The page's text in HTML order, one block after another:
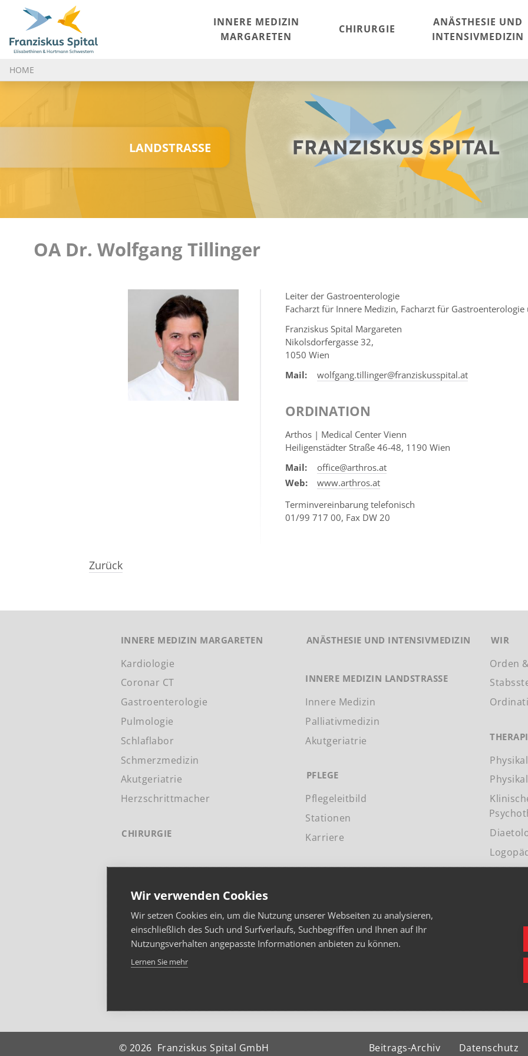
INNERE MEDIZIN
MARGARETEN
CHIRURGIE
ANÄSTHESIE UND
INTENSIVMEDIZIN
HOME
LANDSTRASSE
OA Dr. Wolfgang Tillinger
Leiter der Gastroenterologie
Facharzt für Innere Medizin, Facharzt für
Franziskus Spital Margareten
Nikolsdorfergasse 32,
1050 Wien
Mail:
wolfgang.tillinger@franziskusspital.at
ORDINATION
Arthos | Medical Center Vienn
Heiligenstädter Straße 46-48, 1190 Wien
Mail:
office@arthros.at
Web:
www.arthros.at
Terminvereinbarung telefonisch
01/99 717 00, Fax DW 20
Zurück
INNERE MEDIZIN MARGARETEN
Kardiologie
Coronar CT
Gastroenterologie
Pulmologie
Schlaflabor
Schmerzmedizin
Akutgeriatrie
Herzschrittmacher
CHIRURGIE
ANÄSTHESIE UND INTENSIVMEDIZIN
INNERE MEDIZIN LANDSTRASSE
Innere Medizin
Palliativmedizin
Akutgeriatrie
PFLEGE
Pflegeleitbild
Stationen
Karriere
WIR
Orden
© 2026 Franziskus Spital GmbH Beitrags-Archiv Datenschutz
Wir verwenden Cookies
Wir setzen Cookies ein, um die Nutzung unserer Webseiten zu analysieren,
einschließlich des Such und Surfverlaufs, Suchbegriffen und Ihnen auf Ihr
Nutzungsverhalten angepasste Informationen anbieten zu können.
Lernen Sie mehr